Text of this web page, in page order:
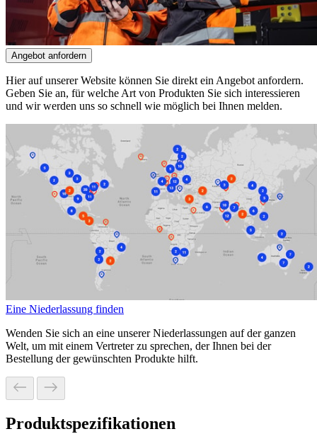
Angebot anfordern
Hier auf unserer Website können Sie direkt ein Angebot anfordern.
Geben Sie an, für welche Art von Produkten Sie sich interessieren
und wir werden uns so schnell wie möglich bei Ihnen melden.
Eine Niederlassung finden
Wenden Sie sich an eine unserer Niederlassungen auf der ganzen
Welt, um mit einem Vertreter zu sprechen, der Ihnen bei der
Bestellung der gewünschten Produkte hilft.
Produktspezifikationen